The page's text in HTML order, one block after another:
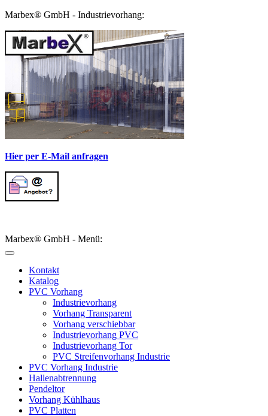
Marbex® GmbH - Industrievorhang:
Hier per E-Mail anfragen
Marbex® GmbH - Menü:
Kontakt
Katalog
PVC Vorhang
Industrievorhang
Vorhang Transparent
Vorhang verschiebbar
Industrievorhang PVC
Industrievorhang Tor
PVC Streifenvorhang Industrie
PVC Vorhang Industrie
Hallenabtrennung
Pendeltor
Vorhang Kühlhaus
PVC Platten